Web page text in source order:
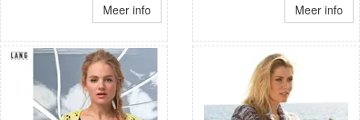
Meer info Meer info